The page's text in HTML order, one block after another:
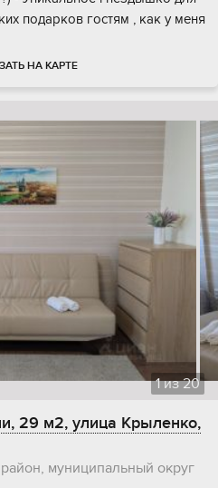
подарков гостям , как у меня
НА КАРТЕ
1из20
29 м2, улица Крыленко,
муниципальный округ